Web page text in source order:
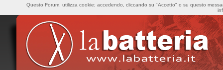
Questo Forum, utilizza cookie; accedendo, cliccando su "Accetto" o su questo